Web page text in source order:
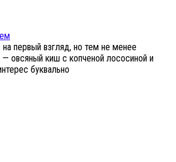
первый взгляд, но тем не менее
овсяный киш с копченой лососиной и
буквально